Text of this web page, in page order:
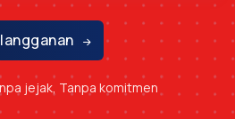
jejak, Tanpa komitmen